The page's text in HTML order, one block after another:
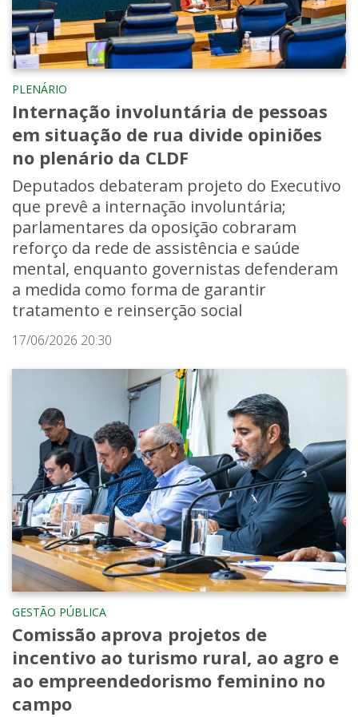
PLENÁRIO
Internação involuntária de pessoas
em situação de rua divide opiniões
no plenário da CLDF
Deputados debateram projeto do Executivo
que prevê a internação involuntária;
parlamentares da oposição cobraram
reforço da rede de assistência e saúde
mental, enquanto governistas defenderam
a medida como forma de garantir
tratamento e reinserção social
17/06/2026 20:30
GESTÃO PÚBLICA
Comissão aprova projetos de
incentivo ao turismo rural, ao agro e
ao empreendedorismo feminino no
campo